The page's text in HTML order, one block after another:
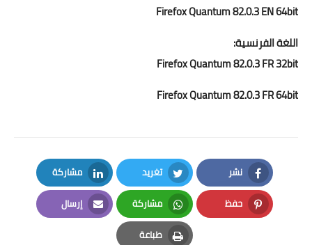
Firefox Quantum82.0.3EN 64bit
اللغة الفرنسية:
Firefox Quantum82.0.3FR 32bit
Firefox Quantum82.0.3FR 64bit
نشر
Facebook
تغريد
Twitter
مشاركة
LinkedIn
حفظ
Pinterest
مشاركة
Whatsapp
إرسال
Email
طباعة